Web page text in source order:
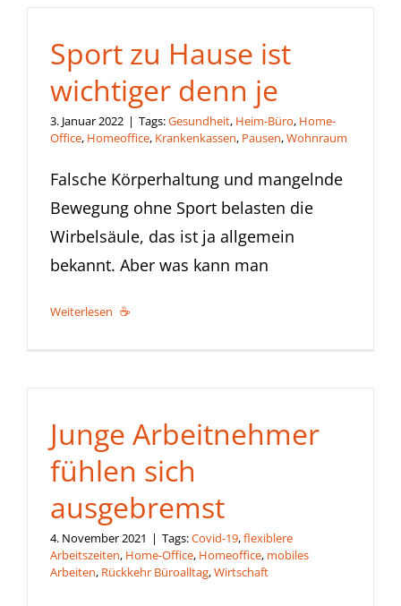
Sport zu Hause ist
wichtiger denn je
3. Januar 2022 | Tags:Gesundheit, Heim-Büro, Home-
Office, Homeoffice, Krankenkassen, Pausen,Wohnraum
Falsche Körperhaltung und mangelnde
Bewegung ohne Sport belasten die
Wirbelsäule, das ist ja allgemein
bekannt. Aber was kann man
Weiterlesen
Junge Arbeitnehmer
fühlen sich
ausgebremst
4. November 2021 | Tags:Covid-19,flexiblere
Arbeitszeiten, Home-Office, Homeoffice, mobiles
Arbeiten, Rückkehr Büroalltag,Wirtschaft